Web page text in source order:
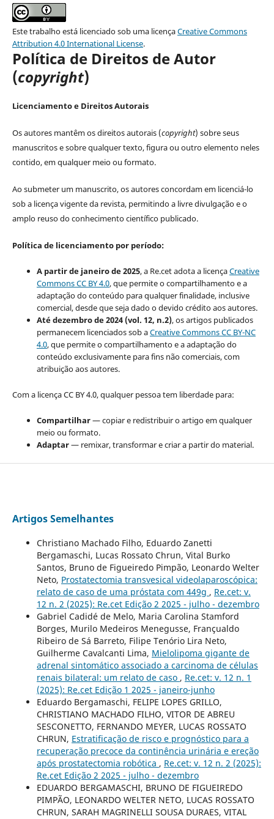
Este trabalho está licenciado sob uma licençaCreative Commons
Attribution 4.0 International License.
Política de Direitos de Autor
(copyright)
Licenciamento e Direitos Autorais
Os autores mantêm os direitos autorais (copyright) sobre seus
manuscritos e sobre qualquer texto, figura ou outro elemento neles
contido, em qualquer meio ou formato.
Ao submeter um manuscrito, os autores concordam em licenciá-lo
sob a licença vigente da revista, permitindo a livre divulgação e o
amplo reuso do conhecimento científico publicado.
Política de licenciamento por período:
A partir de janeiro de 2025, a Re.cet adota a licençaCreative
Commons CC BY 4.0, que permite o compartilhamento e a
adaptação do conteúdo para qualquer finalidade, inclusive
comercial, desde que seja dado o devido crédito aos autores.
Até dezembro de 2024 (vol. 12, n.2), os artigos publicados
permanecem licenciados sob aCreative Commons CC BY-NC
4.0, que permite o compartilhamento e a adaptação do
conteúdo exclusivamente para fins não comerciais, com
atribuição aos autores.
Com a licença CC BY 4.0, qualquer pessoa tem liberdade para:
Compartilhar— copiar e redistribuir o artigo em qualquer
meio ou formato.
Adaptar— remixar, transformar e criar a partir do material.
Artigos Semelhantes
Christiano Machado Filho, Eduardo Zanetti
Bergamaschi, Lucas Rossato Chrun, Vital Burko
Santos, Bruno de Figueiredo Pimpão, Leonardo Welter
Neto, Prostatectomia transvesical videolaparoscópica:
relato de caso de uma próstata com 449g , Re.cet: v.
12 n. 2 (2025): Re.cet Edição 2 2025 - julho - dezembro
Gabriel Cadidé de Melo, Maria Carolina Stamford
Borges, Murilo Medeiros Menegusse, Françualdo
Ribeiro de Sá Barreto, Filipe Tenório Lira Neto,
Guilherme Cavalcanti Lima, Mielolipoma gigante de
adrenal sintomático associado a carcinoma de células
renais bilateral: um relato de caso , Re.cet: v. 12 n. 1
(2025): Re.cet Edição 1 2025 - janeiro-junho
Eduardo Bergamaschi, FELIPE LOPES GRILLO,
CHRISTIANO MACHADO FILHO, VITOR DE ABREU
SESCONETTO, FERNANDO MEYER, LUCAS ROSSATO
CHRUN, Estratificação de risco e prognóstico para a
recuperação precoce da continência urinária e ereção
após prostatectomia robótica , Re.cet: v. 12 n. 2 (2025):
Re.cet Edição 2 2025 - julho - dezembro
EDUARDO BERGAMASCHI, BRUNO DE FIGUEIREDO
PIMPÃO, LEONARDO WELTER NETO, LUCAS ROSSATO
CHRUN, SARAH MAGRINELLI SOUSA DURAES, VITAL